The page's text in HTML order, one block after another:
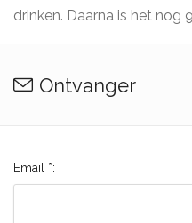
drinken. Daarna is het nog
Ontvanger
Email *: